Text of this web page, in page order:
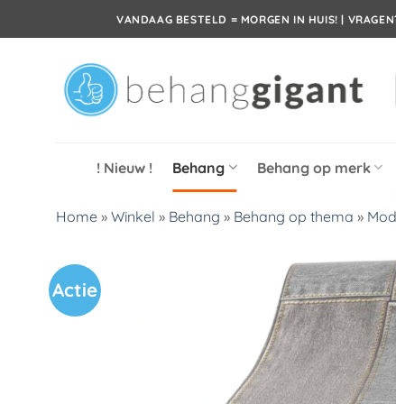
VANDAAG BESTELD = MORGEN IN HUIS! |
! Nieuw ! Behang Behang op merk
Home » Winkel » Behang » Behang op thema »
Actie